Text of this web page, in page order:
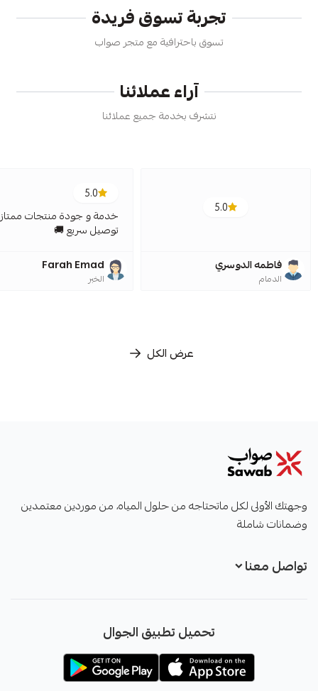
تجربة تسوق فريدة
تسوق باحترافية مع متجر صواب
آراء عملائنا
نتشرف بخدمة جميع عملائنا
5.0
فاطمه الدوسري
الدمام
5.0
خدمة و جودة منتجات
توصيل سريع 🚚
Farah Emad
الخبر
عرض الكل
وجهتك الأولى لكل ماتحتاجه من حلول المياه، من موردين معتمدين
وضمانات شاملة
تواصل معنا
info@sawab.app
تحميل تطبيق الجوال